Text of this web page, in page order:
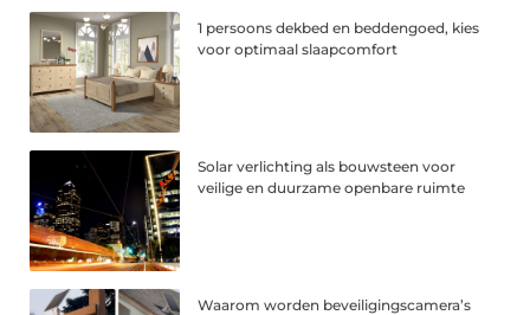
1 persoons dekbed en beddengoed, kies
voor optimaal slaapcomfort
Solar verlichting als bouwsteen voor
veilige en duurzame openbare ruimte
Waarom worden beveiligingscamera’s